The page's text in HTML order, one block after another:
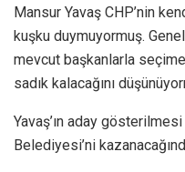
Mansur Yavaş CHP’nin
kuşku duymuyormuş.
mevcut başkanlarla
sadık kalacağını
Yavaş’ın aday
Belediyesi’ni